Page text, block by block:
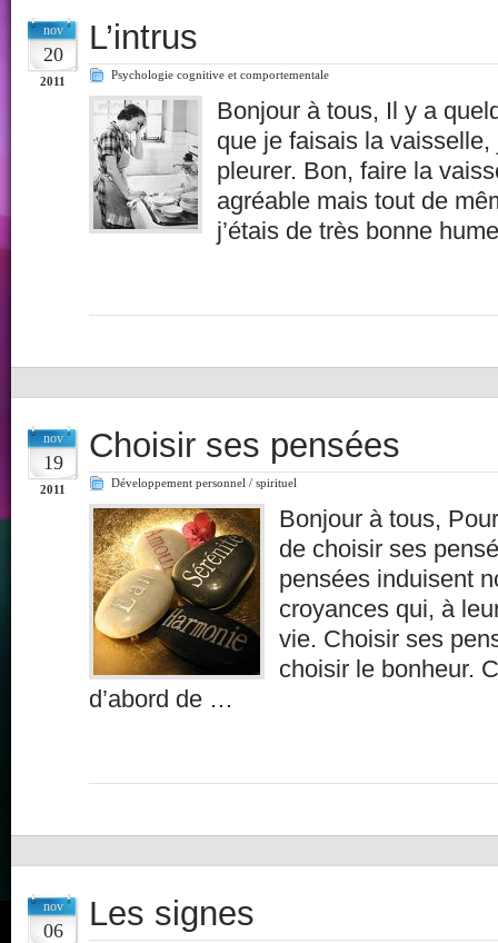
nov
20
2011
L’intrus
Psychologie cognitive et comportementale
Bonjour à tous, Il y a
que je faisais la
pleurer. Bon, faire la
agréable mais tout de
j’étais de très bonne
nov
19
2011
Choisir ses pensées
Développement personnel / spirituel
Bonjour à tous,
de choisir ses
pensées induisent
croyances qui, à
vie. Choisir ses
choisir le bonheur.
d’abord de …
nov
06 Les signes